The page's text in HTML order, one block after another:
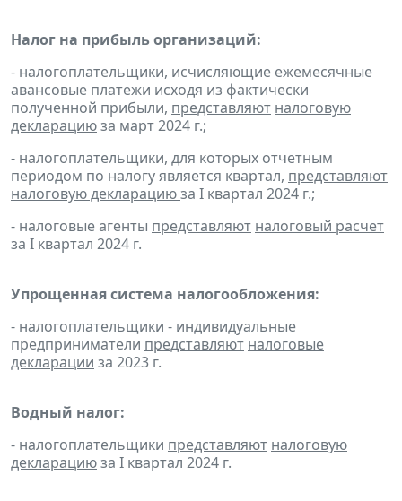
Налог на прибыль организаций:
- налогоплательщики, исчисляющие ежемесячные
авансовые платежи исходя из фактически
полученной прибыли, представляют налоговую
декларациюза март 2024 г.;
- налогоплательщики, для которых отчетным
периодом по налогу является квартал, представляют
налоговую декларациюза I квартал 2024 г.;
- налоговые агенты представляют налоговый расчет
за I квартал 2024 г.
Упрощенная система налогообложения:
- налогоплательщики - индивидуальные
предприниматели представляют налоговые
декларации за 2023 г.
Водный налог:
- налогоплательщики представляют налоговую
декларациюза I квартал 2024 г.